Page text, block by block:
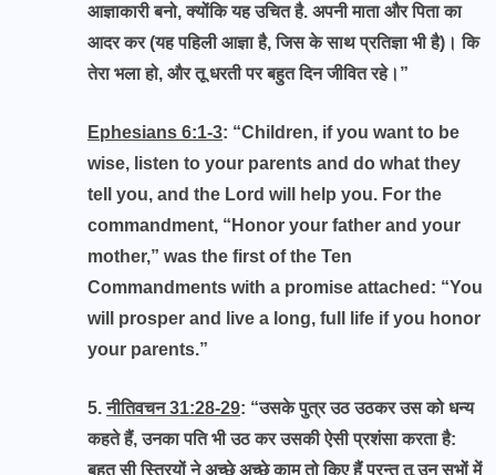
आज्ञाकारी बनो, क्योंकि यह उचित है. अपनी माता और पिता का
आदर कर (यह पहिली आज्ञा है, जिस के साथ प्रतिज्ञा भी है)। कि
तेरा भला हो, और तू धरती पर बहुत दिन जीवित रहे।”
Ephesians 6:1-3: “Children, if you want to be
wise, listen to your parents and do what they
tell you, and the Lord will help you. For the
commandment, “Honor your father and your
mother,” was the first of the Ten
Commandments with a promise attached: “You
will prosper and live a long, full life if you honor
your parents.”
5.नीतिवचन 31:28-29: “उसके पुत्र उठ उठकर उस को धन्य
कहते हैं, उनका पति भी उठ कर उसकी ऐसी प्रशंसा करता है:
बहुत सी स्त्रियों ने अच्छे अच्छे काम तो किए हैं परन्तु तू उन सभों में